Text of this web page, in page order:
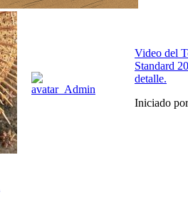
Video del
Standard
detalle.
Iniciado